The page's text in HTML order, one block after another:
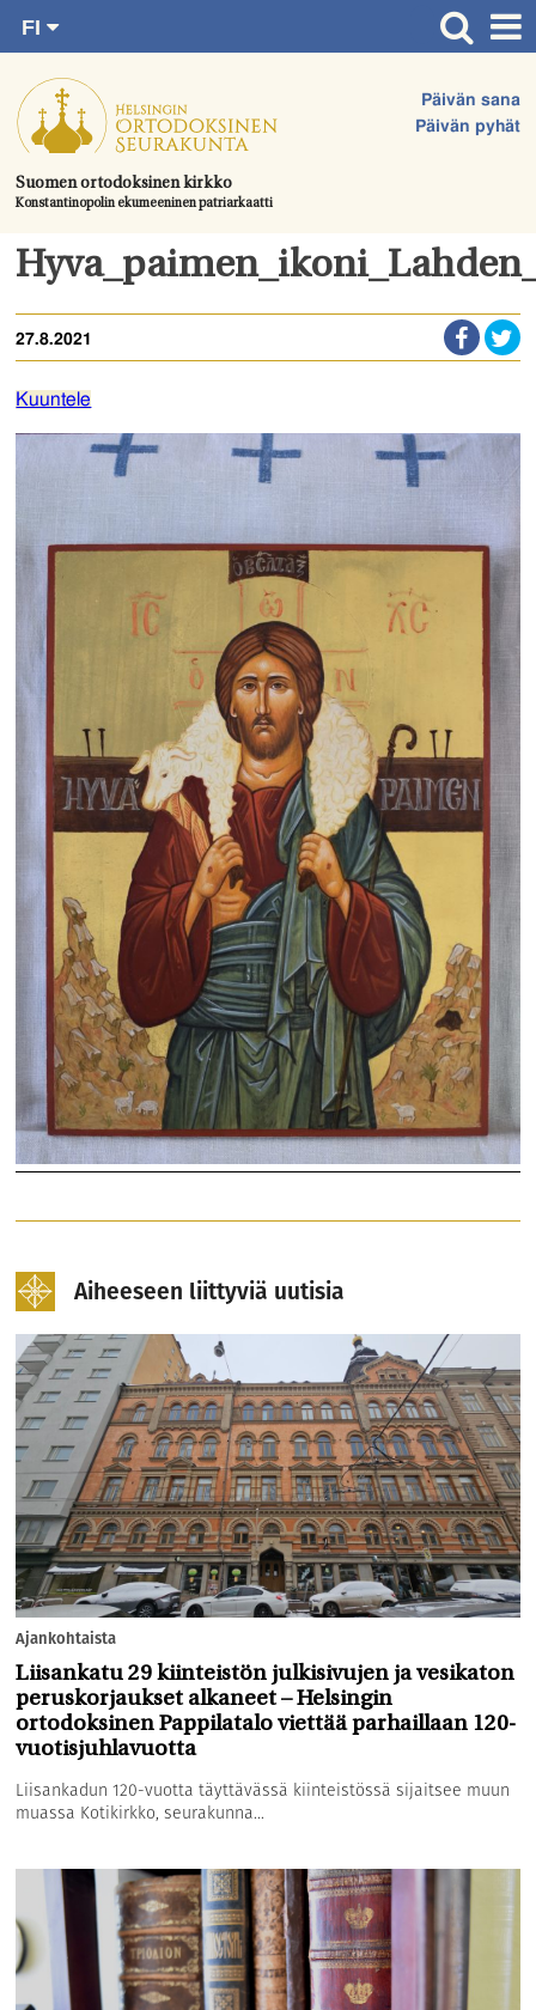
suoraan
sisältöön.
Suomen ortodoksinen kirkko
Konstantinopolin ekumeeninen patriarkaatti
Päivän sana
Päivän pyhät
FI
SV
EN
UA
Etusivu
Ajankohtaista
Juhlat & toimitukset
Kirkot
Tule mukaan
Hautausmaa
Yhteystiedot
27.8.2021
Kuuntele
Aiheeseen liittyviä uutisia
Ajankohtaista
Liisankatu 29 kiinteistön julkisivujen ja vesikaton
peruskorjaukset alkaneet – Helsingin
ortodoksinen Pappilatalo viettää parhaillaan 120-
vuotisjuhlavuotta
Liisankadun 120-vuotta täyttävässä kiinteistössä sijaitsee muun
muassa Kotikirkko, seurakunna...